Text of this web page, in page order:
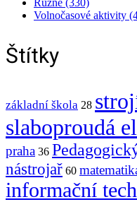
Různé (330)
Volnočasové aktivity
Štítky
základní škola 28
slaboproudá
praha 36
nástrojař 60
informační